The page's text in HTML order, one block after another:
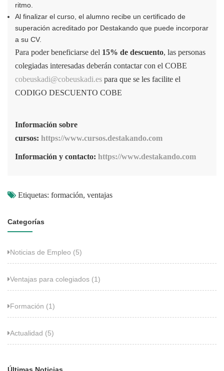
ritmo.
Al finalizar el curso, el alumno recibe un certificado de
superación acreditado por Destakando que puede incorporar
a su CV.
Para poder beneficiarse del 15% de descuento, las personas
colegiadas interesadas deberán contactar con el COBE
cobeuskadi@cobeuskadi.es para que se les facilite el
CODIGO DESCUENTO COBE
Información sobre
cursos: https://www.cursos.destakando.com
Información y contacto: https://www.destakando.com
Etiquetas: formación, ventajas
Categorías
Noticias de Empleo (5)
Ventajas para colegiados (1)
Formación (1)
Actualidad (5)
Últimas Noticias